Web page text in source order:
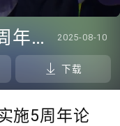
香港国安法公布实施5周年论坛 2025-08-10
下载
施5周年论